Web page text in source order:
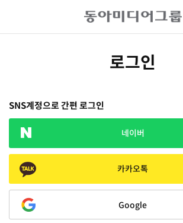
로그인
SNS계정으로 간편 로그인
네이버
카카오톡
Google